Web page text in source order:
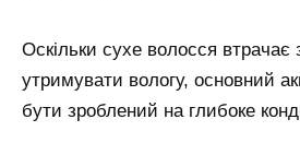
Оскільки сухе волосся втрачає
утримувати вологу, основний
бути зроблений на глибоке